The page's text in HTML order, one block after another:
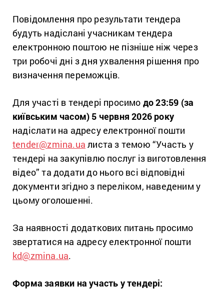
Повідомлення про результати тендера
будуть надіслані учасникам тендера
електронною поштою не пізніше ніж через
три робочі дні з дня ухвалення рішення про
визначення переможців.
Для участі в тендері просимо до 23:59 (за
київським часом) 5 червня 2026 року
надіслати на адресу електронної пошти
tender@zmina.ua листа з темою “Участь у
тендері на закупівлю послуг із виготовлення
відео” та додати до нього всі відповідні
документи згідно з переліком, наведеним у
цьому оголошенні.
За наявності додаткових питань просимо
звертатися на адресу електронної пошти
kd@zmina.ua.
Форма заявки на участь у тендері: